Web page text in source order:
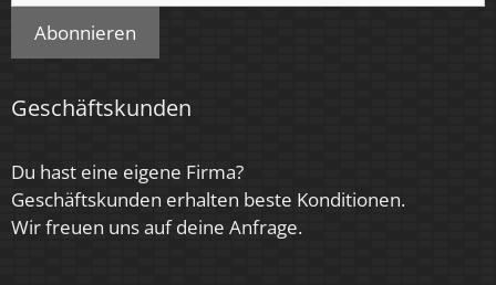
Anthrazit
Farbkonsistenz
< 6 SDCM
G
Herstellergarantie
Abonnieren
Geschäftskunden
Du hast eine eigene Firma?
Geschäftskunden erhalten beste Konditionen.
Wir freuen uns auf deine Anfrage.